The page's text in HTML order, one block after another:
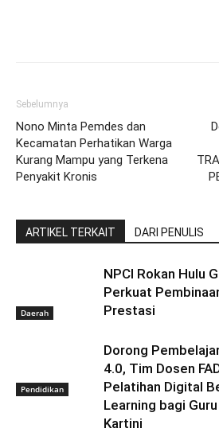
Sebelumnya
Nono Minta Pemdes dan
Kecamatan Perhatikan Warga
Kurang Mampu yang Terkena
Penyakit Kronis
ARTIKEL TERKAIT DARI PENULIS
Daerah
NPCI Rokan Hulu
Perkuat
Prestasi
Pendidikan
Dorong
4.0, Tim Dosen
Pelatihan Digital
Learning bagi
Kartini